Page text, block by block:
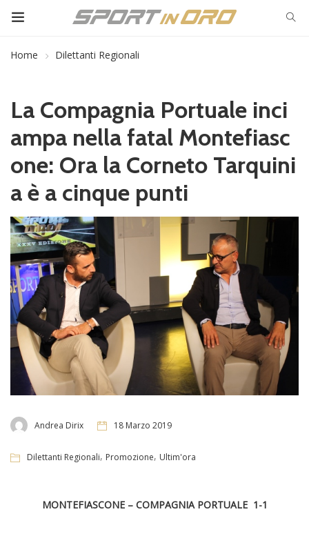
Home Dilettanti Regionali
La Compagnia Portuale inci
ampa nella fatal Montefiasc
one: Ora la Corneto Tarquini
a è a cinque punti
Andrea Dirix 18 Marzo 2019
Dilettanti Regionali, Promozione, Ultim'ora
MONTEFIASCONE – COMPAGNIA PORTUALE 1-1